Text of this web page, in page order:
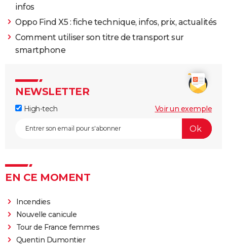
infos
Oppo Find X5 : fiche technique, infos, prix, actualités
Comment utiliser son titre de transport sur
smartphone
NEWSLETTER
High-tech Voir un exemple
EN CE MOMENT
Incendies
Nouvelle canicule
Tour de France femmes
Quentin Dumontier